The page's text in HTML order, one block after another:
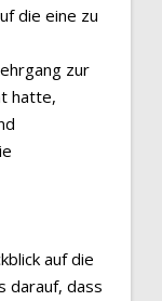
die eine zu
zur
hatte,
auf die
darauf, dass